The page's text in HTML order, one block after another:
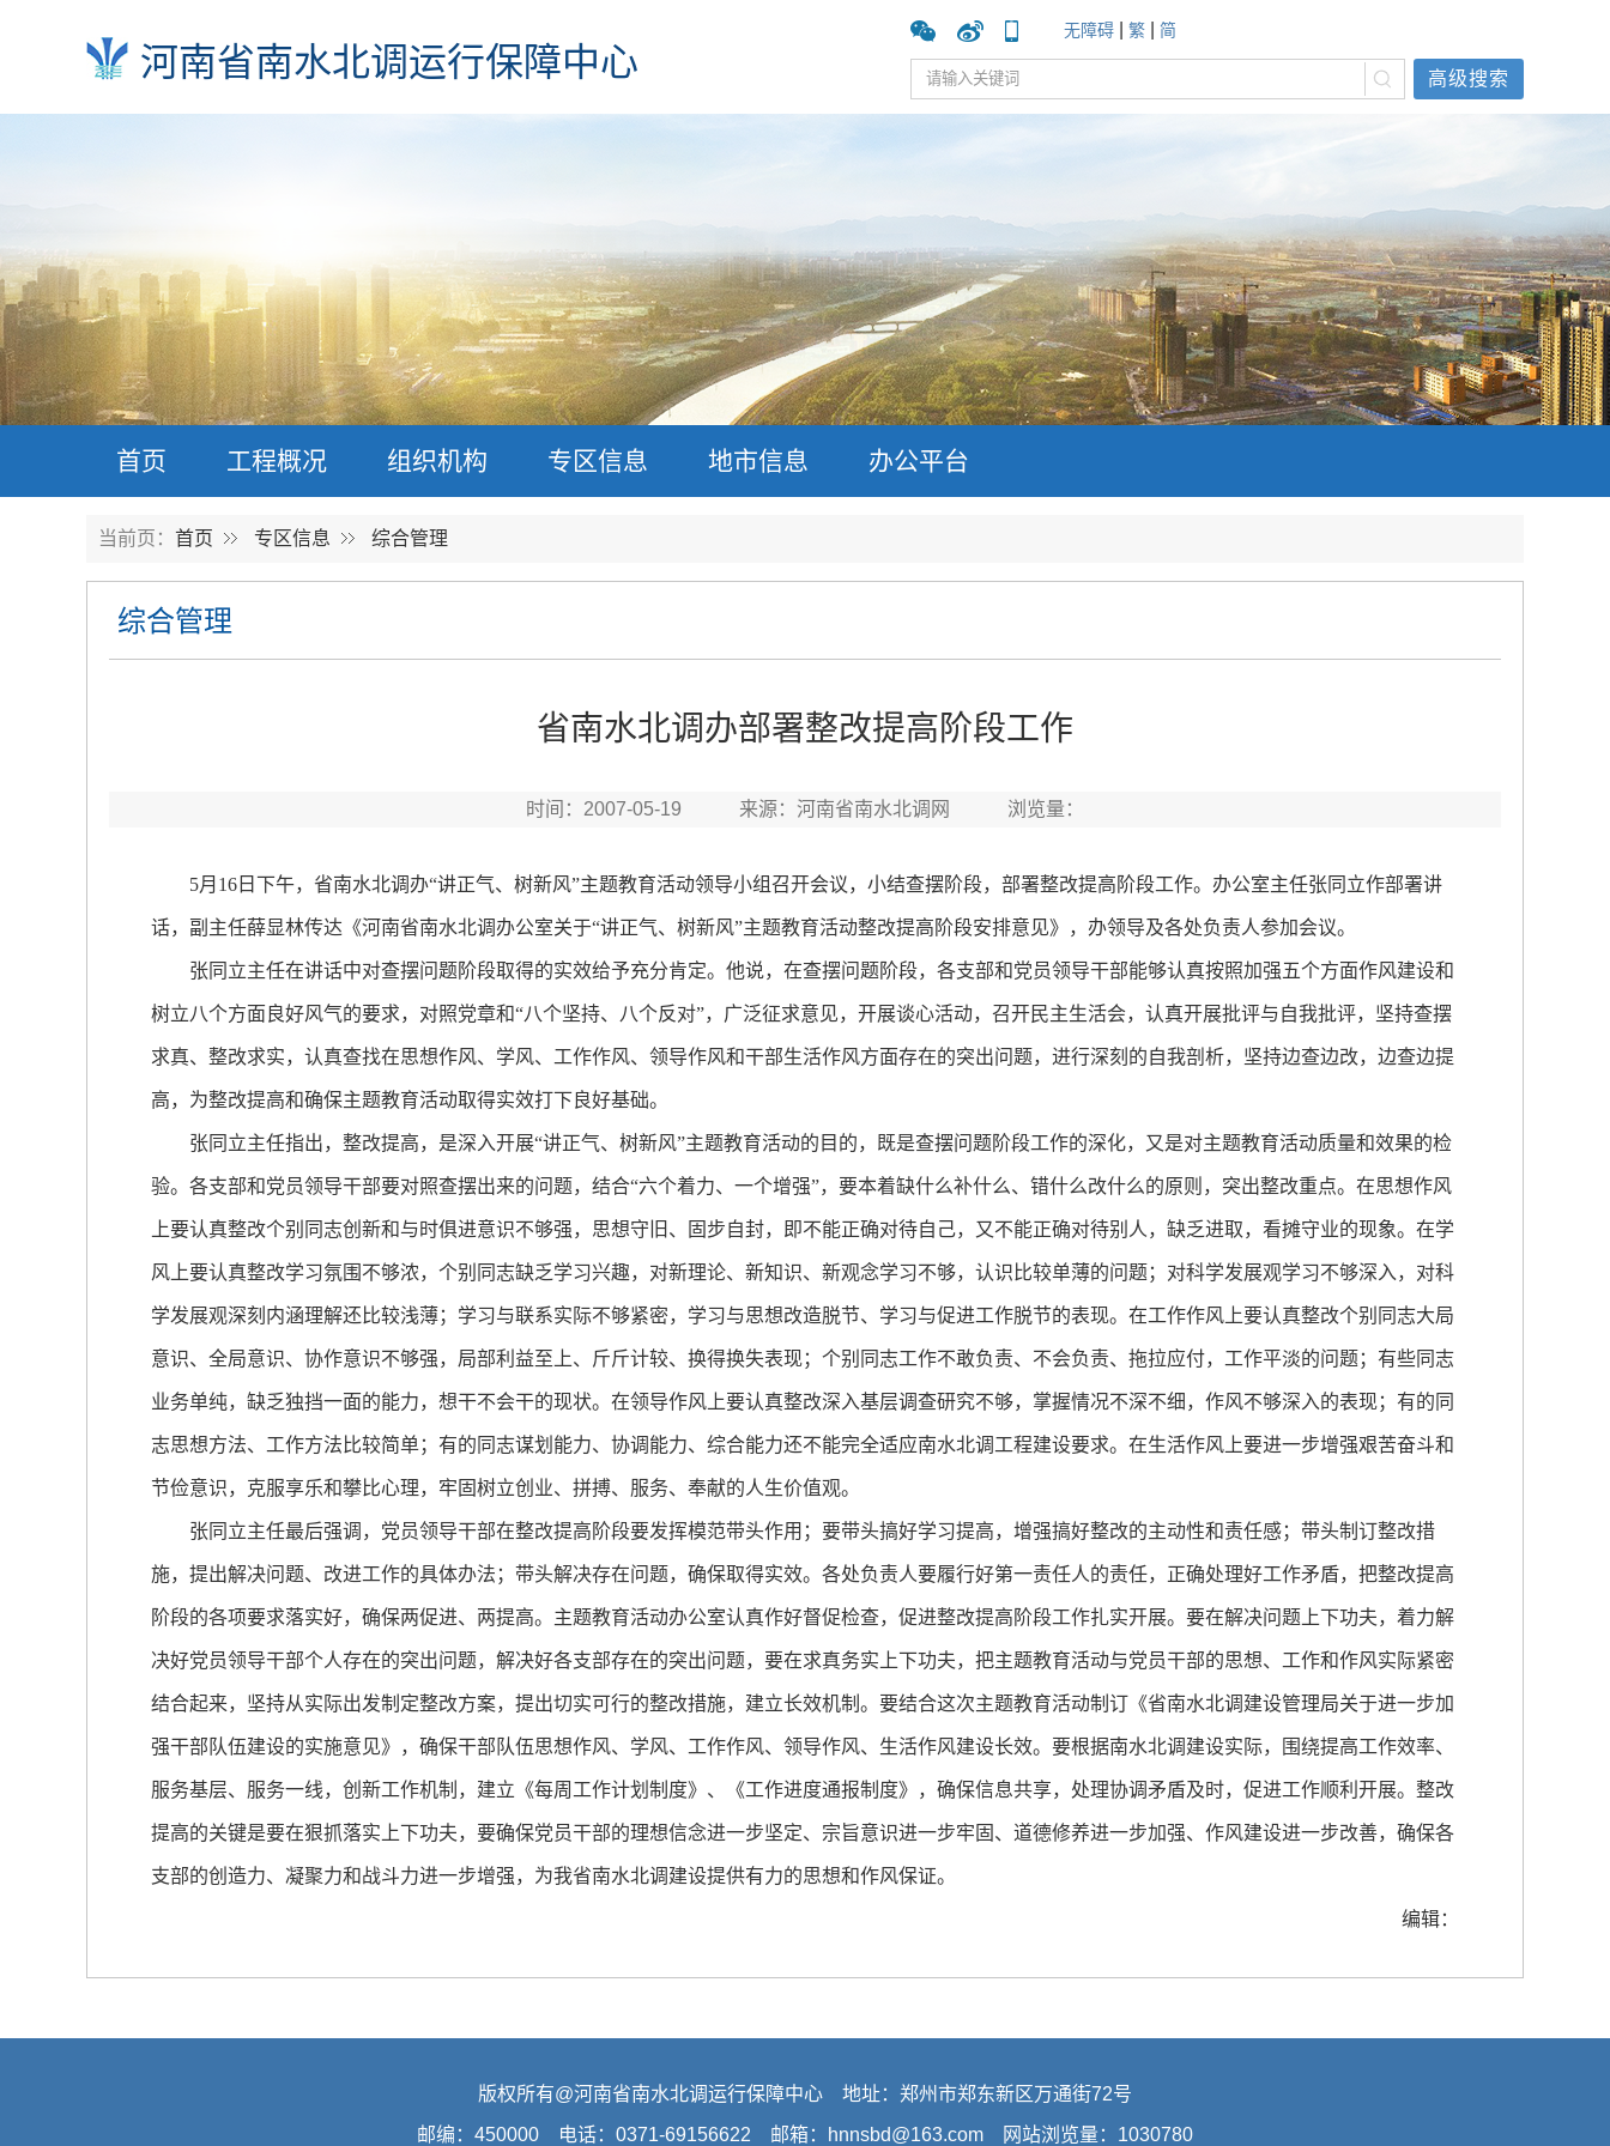
河南省南水北调运行保障中心
无障碍 繁 简
高级搜索
首页 工程概况 组织机构 专区信息 地市信息 办公平台
当前页： 首页 专区信息 综合管理
综合管理
省南水北调办部署整改提高阶段工作
时间：2007-05-19 来源：河南省南水北调网 浏览量：
5月16日下午，省南水北调办“讲正气、树新风”主题教育活动领导小组召开会议，小结查摆阶段，部署整改提高阶段工作。办公室主任张同立作部署讲
话，副主任薛显林传达《河南省南水北调办公室关于“讲正气、树新风”主题教育活动整改提高阶段安排意见》，办领导及各处负责人参加会议。
张同立主任在讲话中对查摆问题阶段取得的实效给予充分肯定。他说，在查摆问题阶段，各支部和党员领导干部能够认真按照加强五个方面作风建设和
树立八个方面良好风气的要求，对照党章和“八个坚持、八个反对”，广泛征求意见，开展谈心活动，召开民主生活会，认真开展批评与自我批评，坚持查摆
求真、整改求实，认真查找在思想作风、学风、工作作风、领导作风和干部生活作风方面存在的突出问题，进行深刻的自我剖析，坚持边查边改，边查边提
高，为整改提高和确保主题教育活动取得实效打下良好基础。
张同立主任指出，整改提高，是深入开展“讲正气、树新风”主题教育活动的目的，既是查摆问题阶段工作的深化，又是对主题教育活动质量和效果的检
验。各支部和党员领导干部要对照查摆出来的问题，结合“六个着力、一个增强”，要本着缺什么补什么、错什么改什么的原则，突出整改重点。在思想作风
上要认真整改个别同志创新和与时俱进意识不够强，思想守旧、固步自封，即不能正确对待自己，又不能正确对待别人，缺乏进取，看摊守业的现象。在学
风上要认真整改学习氛围不够浓，个别同志缺乏学习兴趣，对新理论、新知识、新观念学习不够，认识比较单薄的问题；对科学发展观学习不够深入，对科
学发展观深刻内涵理解还比较浅薄；学习与联系实际不够紧密，学习与思想改造脱节、学习与促进工作脱节的表现。在工作作风上要认真整改个别同志大局
意识、全局意识、协作意识不够强，局部利益至上、斤斤计较、换得换失表现；个别同志工作不敢负责、不会负责、拖拉应付，工作平淡的问题；有些同志
业务单纯，缺乏独挡一面的能力，想干不会干的现状。在领导作风上要认真整改深入基层调查研究不够，掌握情况不深不细，作风不够深入的表现；有的同
志思想方法、工作方法比较简单；有的同志谋划能力、协调能力、综合能力还不能完全适应南水北调工程建设要求。在生活作风上要进一步增强艰苦奋斗和
节俭意识，克服享乐和攀比心理，牢固树立创业、拼搏、服务、奉献的人生价值观。
张同立主任最后强调，党员领导干部在整改提高阶段要发挥模范带头作用；要带头搞好学习提高，增强搞好整改的主动性和责任感；带头制订整改措
施，提出解决问题、改进工作的具体办法；带头解决存在问题，确保取得实效。各处负责人要履行好第一责任人的责任，正确处理好工作矛盾，把整改提高
阶段的各项要求落实好，确保两促进、两提高。主题教育活动办公室认真作好督促检查，促进整改提高阶段工作扎实开展。要在解决问题上下功夫，着力解
决好党员领导干部个人存在的突出问题，解决好各支部存在的突出问题，要在求真务实上下功夫，把主题教育活动与党员干部的思想、工作和作风实际紧密
结合起来，坚持从实际出发制定整改方案，提出切实可行的整改措施，建立长效机制。要结合这次主题教育活动制订《省南水北调建设管理局关于进一步加
强干部队伍建设的实施意见》，确保干部队伍思想作风、学风、工作作风、领导作风、生活作风建设长效。要根据南水北调建设实际，围绕提高工作效率、
服务基层、服务一线，创新工作机制，建立《每周工作计划制度》、《工作进度通报制度》，确保信息共享，处理协调矛盾及时，促进工作顺利开展。整改
提高的关键是要在狠抓落实上下功夫，要确保党员干部的理想信念进一步坚定、宗旨意识进一步牢固、道德修养进一步加强、作风建设进一步改善，确保各
支部的创造力、凝聚力和战斗力进一步增强，为我省南水北调建设提供有力的思想和作风保证。
编辑：
版权所有@河南省南水北调运行保障中心 地址：郑州市郑东新区万通街72号
邮编：450000 电话：0371-69156622 邮箱：hnnsbd@163.com 网站浏览量： 1030780